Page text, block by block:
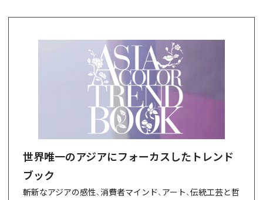
世界唯一のアジアにフォーカスしたトレンド
ブック
斬新なアジアの感性、消費者マインド、アート、伝統工芸と哲